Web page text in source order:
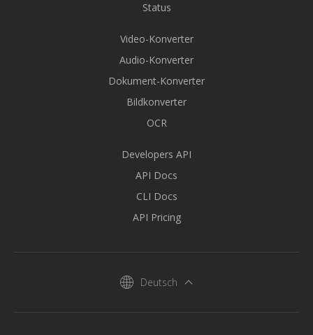
Status
Video-Konverter
Audio-Konverter
Dokument-Konverter
Bildkonverter
OCR
Developers API
API Docs
CLI Docs
API Pricing
Deutsch